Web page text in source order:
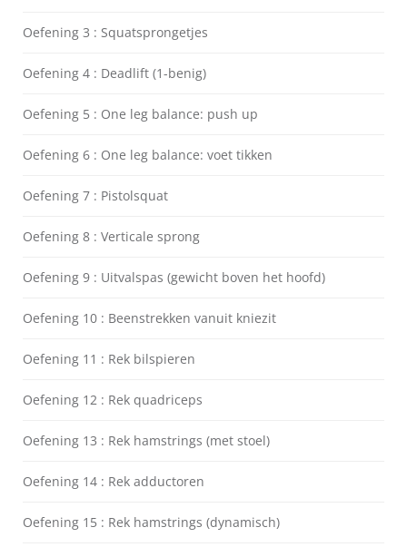
Oefening 3 : Squatsprongetjes
Oefening 4 : Deadlift (1-benig)
Oefening 5 : One leg balance: push up
Oefening 6 : One leg balance: voet tikken
Oefening 7 : Pistolsquat
Oefening 8 : Verticale sprong
Oefening 9 : Uitvalspas (gewicht boven het hoofd)
Oefening 10 : Beenstrekken vanuit kniezit
Oefening 11 : Rek bilspieren
Oefening 12 : Rek quadriceps
Oefening 13 : Rek hamstrings (met stoel)
Oefening 14 : Rek adductoren
Oefening 15 : Rek hamstrings (dynamisch)